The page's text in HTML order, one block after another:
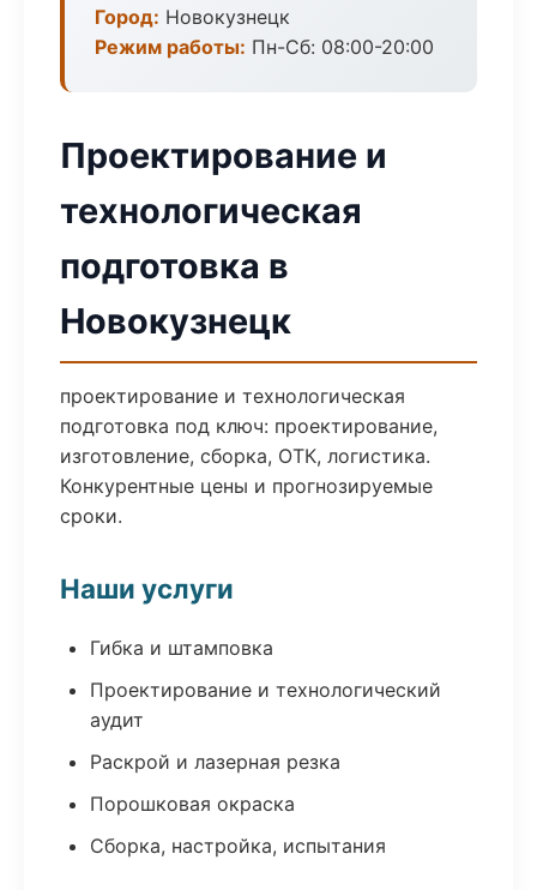
Город: Новокузнецк
Режим работы: Пн-Сб: 08:00-20:00
Проектирование и
технологическая
подготовка в
Новокузнецк
проектирование и технологическая
подготовка под ключ: проектирование,
изготовление, сборка, ОТК, логистика.
Конкурентные цены и прогнозируемые
сроки.
Наши услуги
Гибка и штамповка
Проектирование и технологический
аудит
Раскрой и лазерная резка
Порошковая окраска
Сборка, настройка, испытания